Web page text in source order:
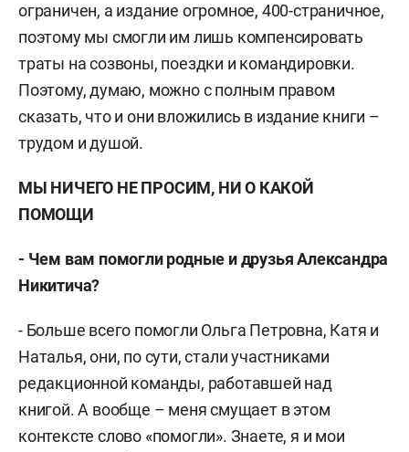
ограничен, а издание огромное, 400-страничное,
поэтому мы смогли им лишь компенсировать
траты на созвоны, поездки и командировки.
Поэтому, думаю, можно с полным правом
сказать, что и они вложились в издание книги –
трудом и душой.
МЫ НИЧЕГО НЕ ПРОСИМ, НИ О КАКОЙ
ПОМОЩИ
- Чем вам помогли родные и друзья Александра
Никитича?
- Больше всего помогли Ольга Петровна, Катя и
Наталья, они, по сути, стали участниками
редакционной команды, работавшей над
книгой. А вообще – меня смущает в этом
контексте слово «помогли». Знаете, я и мои